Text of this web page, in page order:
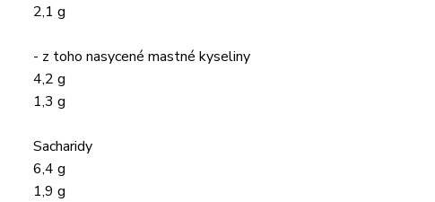
2,1 g
- z toho nasycené mastné kyseliny
4,2 g
1,3 g
Sacharidy
6,4 g
1,9 g